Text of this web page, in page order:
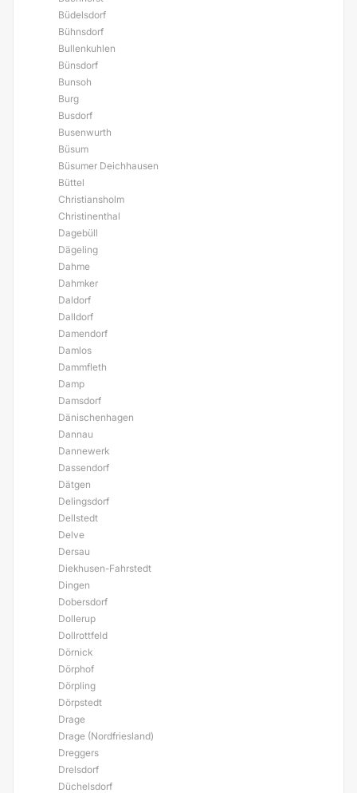
Büdelsdorf
Bühnsdorf
Bullenkuhlen
Bünsdorf
Bunsoh
Burg
Busdorf
Busenwurth
Büsum
Büsumer Deichhausen
Büttel
Christiansholm
Christinenthal
Dagebüll
Dägeling
Dahme
Dahmker
Daldorf
Dalldorf
Damendorf
Damlos
Dammfleth
Damp
Damsdorf
Dänischenhagen
Dannau
Dannewerk
Dassendorf
Dätgen
Delingsdorf
Dellstedt
Delve
Dersau
Diekhusen-Fahrstedt
Dingen
Dobersdorf
Dollerup
Dollrottfeld
Dörnick
Dörphof
Dörpling
Dörpstedt
Drage
Drage (Nordfriesland)
Dreggers
Drelsdorf
Düchelsdorf